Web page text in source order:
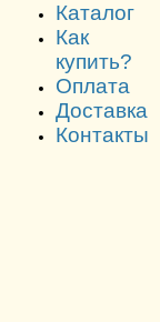
Каталог
Как
купить?
Оплата
Доставка
Контакты